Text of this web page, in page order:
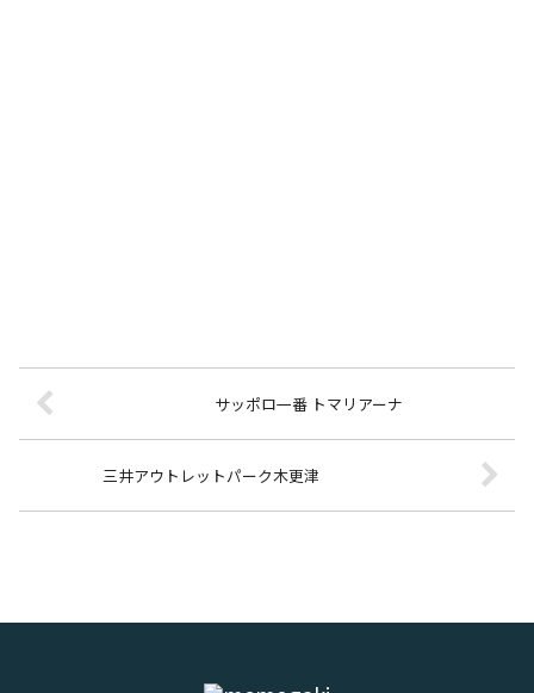
サッポロ一番 トマリアーナ
三井アウトレットパーク木更津